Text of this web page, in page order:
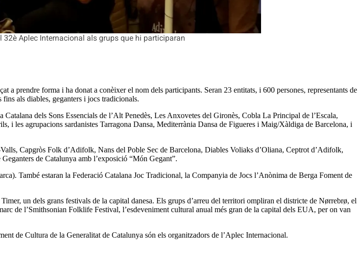
Aplec Internacional als grups que hi participaran
prendre forma i ha donat a conèixer el nom dels participants. Seran 23 entitats, i 600 persones, representants de
als diables, geganters i jocs tradicionals.
dels Sons Essencials de l’Alt Penedès, Les Anxovetes del Gironès, Cobla La Principal de l’Escala,
i les agrupacions sardanistes Tarragona Dansa, Mediterrània Dansa de Figueres i Maig/Xàldiga de Barcelona, i
Capgròs Folk d’Adifolk, Nans del Poble Sec de Barcelona, Diables Voliaks d’Oliana, Ceptrot d’Adifolk,
de Catalunya amb l’exposició “Món Gegant”.
També estaran la Federació Catalana Joc Tradicional, la Companyia de Jocs l’Anònima de Berga Foment de
un dels grans festivals de la capital danesa. Els grups d’arreu del territori ompliran el districte de Nørrebrø, el
de l’Smithsonian Folklife Festival, l’esdeveniment cultural anual més gran de la capital dels EUA, per on van
de Cultura de la Generalitat de Catalunya són els organitzadors de l’Aplec Internacional.